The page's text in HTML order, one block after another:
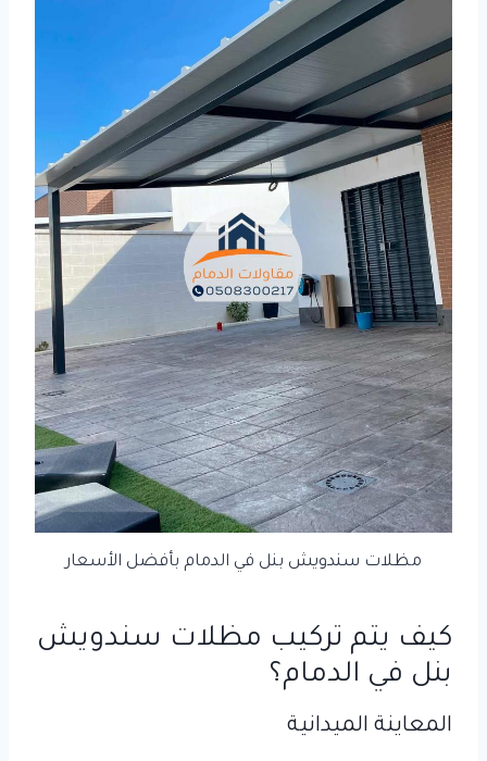
مظلات سندويش بنل في الدمام بأفضل الأسعار
كيف يتم تركيب مظلات سندويش
بنل في الدمام؟
المعاينة الميدانية